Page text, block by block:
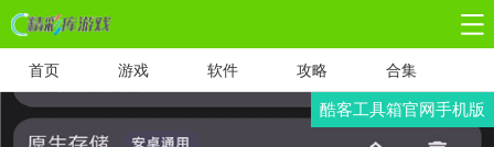
首页 游戏 软件 攻略 合集
酷客工具箱官网手机版